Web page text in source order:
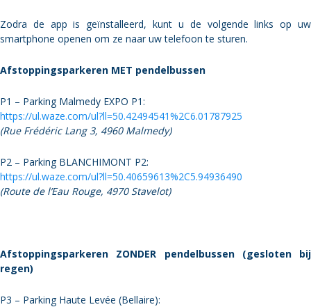
Zodra de app is geïnstalleerd, kunt u de volgende links op uw
smartphone openen om ze naar uw telefoon te sturen.
Afstoppingsparkeren MET pendelbussen
P1 – Parking Malmedy EXPO P1:
https://ul.waze.com/ul?ll=50.42494541%2C6.01787925
(Rue Frédéric Lang 3, 4960 Malmedy)
P2 – Parking BLANCHIMONT P2:
https://ul.waze.com/ul?ll=50.40659613%2C5.94936490
(Route de l’Eau Rouge, 4970 Stavelot)
Afstoppingsparkeren ZONDER pendelbussen (gesloten bij
regen)
P3 – Parking Haute Levée (Bellaire):